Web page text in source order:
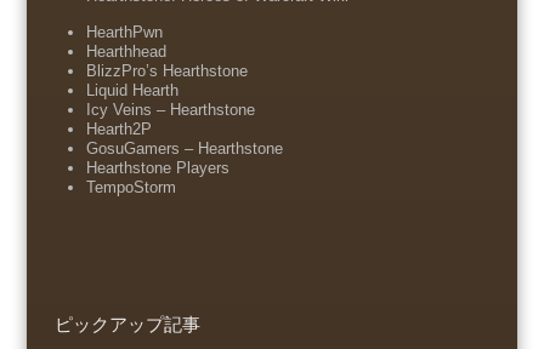
HearthPwn
Hearthhead
BlizzPro’s Hearthstone
Liquid Hearth
Icy Veins – Hearthstone
Hearth2P
GosuGamers – Hearthstone
Hearthstone Players
TempoStorm
ピックアップ記事